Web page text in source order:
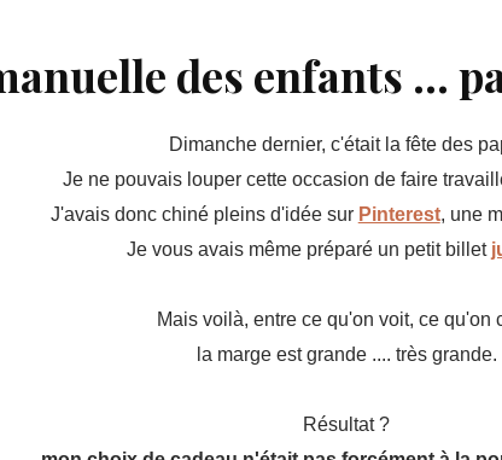
des enfants ...
Dimanche dernier, c'était la fête des
Je ne pouvais louper cette occasion de faire
J'avais donc chiné pleins d'idée sur Pinterest, une
Je vous avais même préparé un petit billet
Mais voilà, entre ce qu'on voit, ce qu'on
la marge est grande .... très grande.
Résultat ?